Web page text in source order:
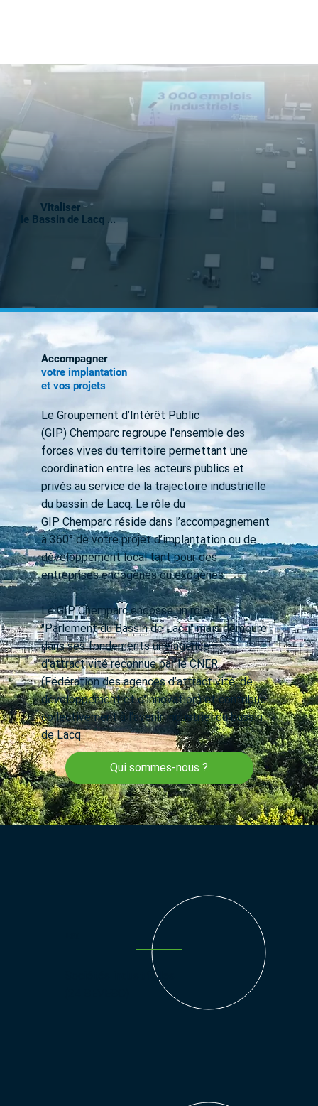
Vitaliser
le Bassin de Lacq ...
Sociétés industrielles
Accompagner
votre implantation
et vos projets
Le Groupement d’Intérêt Public
(GIP) Chemparc regroupe l'ensemble des
forces vives du territoire permettant une
coordination entre les acteurs publics et
privés au service de la trajectoire industrielle
du bassin de Lacq. Le rôle du
GIP Chemparc réside dans l’accompagnement
à 360° de votre projet d’implantation ou de
développement local tant pour des
entreprises endogènes ou exogènes.
Le GIP Chemparc endosse un rôle de
"Parlement du Bassin de Lacq" mais demeure
dans ses fondements une agence
d'attractivité reconnue par le CNER
(Fédération des agences d’attractivité, de
développement et d’innovation) et contribue
collectivement à l’avenir industriel du bassin
de Lacq.
Qui sommes-nous ?